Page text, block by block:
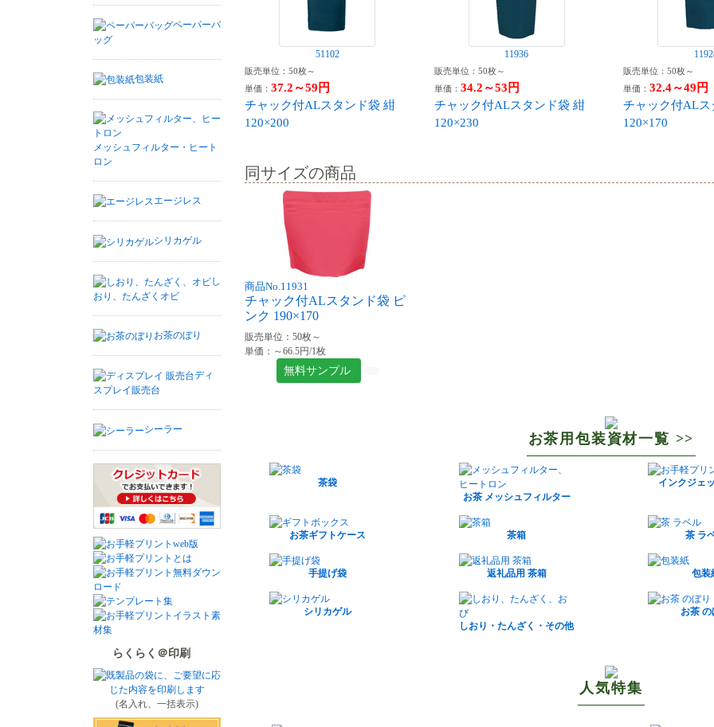
ペーパーバ
ッグ
包装紙
メッシュフィルター・ヒート
ロン
エージレス
シリカゲル
し
おり、たんざくオビ
お茶のぼり
ディ
スプレイ販売台
シーラー
らくらく＠印刷
(名入れ、一括表示)
51102
販売単位：50枚～
単価： 37.2～59円
チャック付ALスタンド袋 紺
120×200
11936
販売単位：50枚～
単価： 34.2～53円
チャック付ALスタンド袋 紺
120×230
販売単位：50枚～
単価： 32.4～49円
チャック付ALス
120×170
同サイズの商品
商品No.11931
チャック付ALスタンド袋 ピ
ンク 190×170
販売単位：50枚～
単価：～66.5円/1枚
無料サンプル
お茶用包装資材一覧 >>
茶袋
お茶 メッシュフィルター
インクジェ
お茶ギフトケース 茶箱 茶 ラ
手提げ袋 返礼品用 茶箱 包装
シリカゲル
しおり・たんざく・その他
お茶 の
人気特集